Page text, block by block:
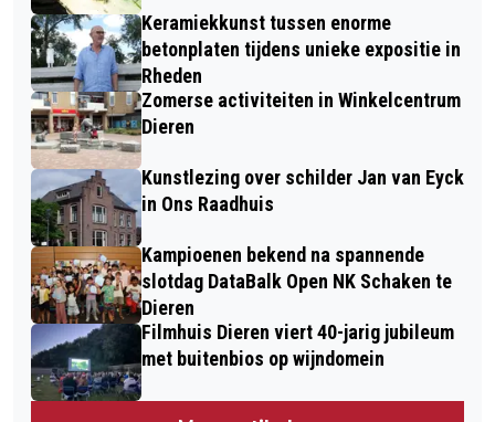
Keramiekkunst tussen enorme
betonplaten tijdens unieke expositie in
Rheden
Zomerse activiteiten in Winkelcentrum
Dieren
Kunstlezing over schilder Jan van Eyck
in Ons Raadhuis
Kampioenen bekend na spannende
slotdag DataBalk Open NK Schaken te
Dieren
Filmhuis Dieren viert 40-jarig jubileum
met buitenbios op wijndomein